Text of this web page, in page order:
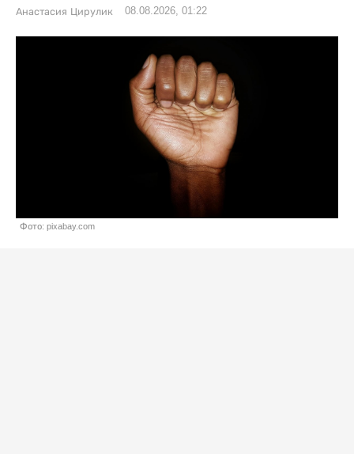
Анастасия Цирулик 08.08.2026, 01:22
Фото: pixabay.com